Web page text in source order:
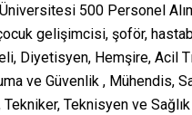
500 Personel
gelişimcisi, şoför,
Diyetisyen, Hemşire, Acil
ve Güvenlik , Mühendis,
Tekniker, Teknisyen ve